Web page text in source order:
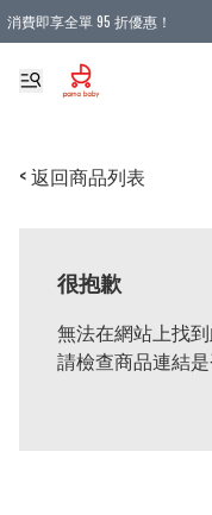
消費即享全單 95 折優惠！
購物滿 HKD 900.00即享免運費
< 返回商品列表
很抱歉
無法在網站上找
請檢查商品連結是